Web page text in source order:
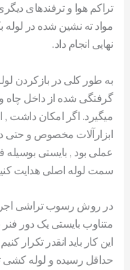
تراکم هوا و ترفندهای
مواد ته نشین شده در لوله
نهایی انجام داد.
به طور کلی در بازکردن
گرفتگی شده از داخل چاه و
میگیرد. اگر امکان داشت
ابزارآلات مخصوص و حتی
عملی بود , بایستی بوسیله
سمت لوله اصلی هدایت
در روش رسوب تراشی
متناوب بایستی یک دور
این کار باید انقدر تکرار
حداقل رسیده و لوله کشی